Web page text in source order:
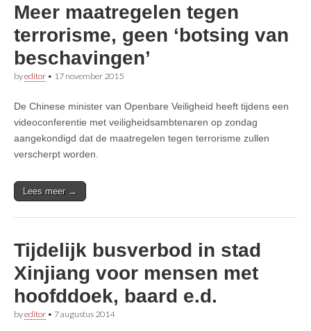
Meer maatregelen tegen
terrorisme, geen ‘botsing van
beschavingen’
byeditor • 17 november 2015
De Chinese minister van Openbare Veiligheid heeft tijdens een
videoconferentie met veiligheidsambtenaren op zondag
aangekondigd dat de maatregelen tegen terrorisme zullen
verscherpt worden.
Lees meer →
Tijdelijk busverbod in stad
Xinjiang voor mensen met
hoofddoek, baard e.d.
byeditor • 7 augustus 2014